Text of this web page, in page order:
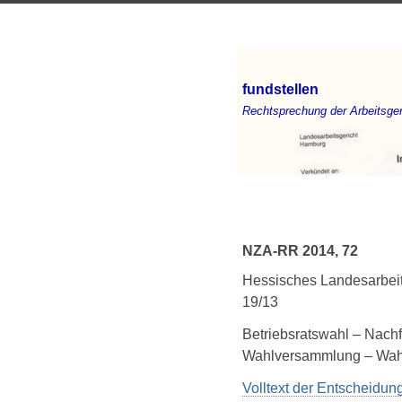
fundstellen
Rechtsprechung der
NZA-RR 2014, 72
Hessisches
19/13
Betriebsratswahl –
Wahlversammlung –
Volltext der